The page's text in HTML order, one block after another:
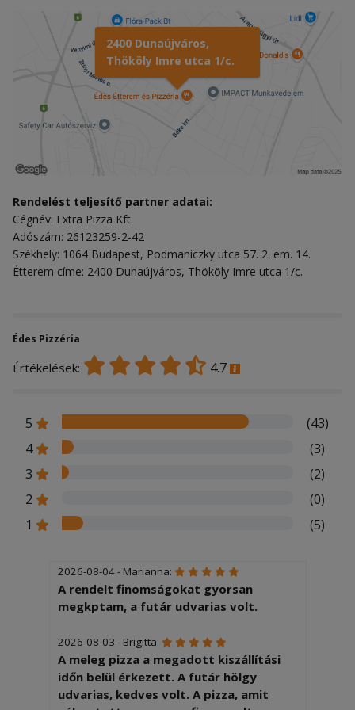
2400 Dunaújváros,
Thököly Imre utca 1/c.
Rendelést teljesítő partner adatai:
Cégnév: Extra Pizza Kft.
Adószám: 26123259-2-42
Székhely: 1064 Budapest, Podmaniczky utca 57. 2. em. 14.
Étterem címe: 2400 Dunaújváros, Thököly Imre utca 1/c.
Édes Pizzéria
Értékelések: 4.7
5
(43)
4
(3)
3
(2)
2
(0)
1
(5)
2026-08-04 - Marianna:
A rendelt finomságokat gyorsan
megkptam, a futár udvarias volt.
2026-08-03 - Brigitta:
A meleg pizza a megadott kiszállítási
időn belül érkezett. A futár hölgy
udvarias, kedves volt. A pizza, amit